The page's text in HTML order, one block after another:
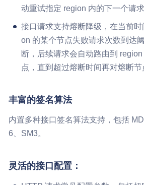
动重试指定 region 内的下一个请求
接口请求支持熔断降级，在当前
on 的某个节点失败请求次数到达
断，后续请求会自动路由到
点，直到超过熔断时间再对熔断节
丰富的签名算法
内置多种接口签名算法支持，包括
6、SM3。
灵活的接口配置：